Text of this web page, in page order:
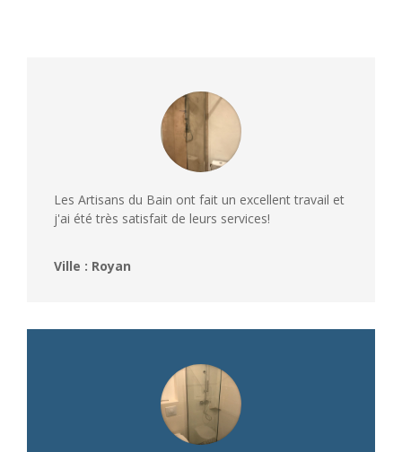
Les Artisans du Bain ont fait un excellent travail et
j'ai été très satisfait de leurs services!
Ville : Royan